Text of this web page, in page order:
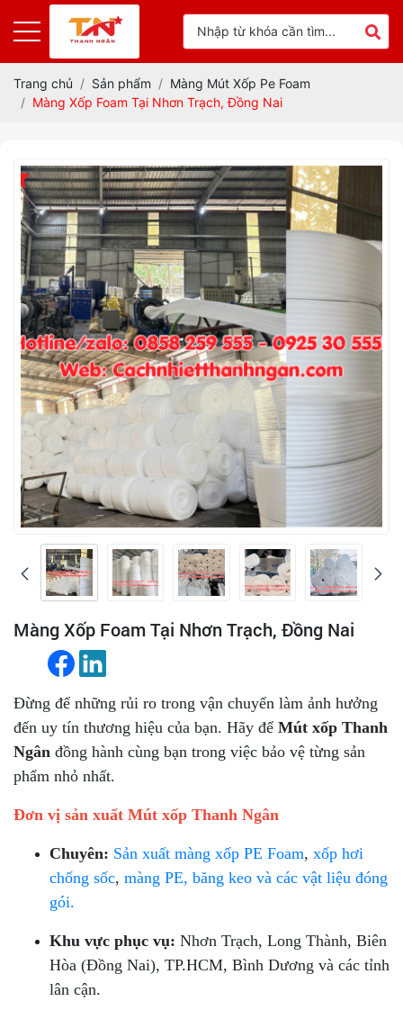
Trang chủ Sản phẩm
Màng Mút Xốp Pe Foam
Màng Xốp Foam Tại Nhơn Trạch, Đồng Nai
Màng Xốp Foam Tại Nhơn Trạch, Đồng Nai
Đừng để những rủi ro trong vận chuyển làm ảnh hưởng
đến uy tín thương hiệu của bạn. Hãy để Mút xốp Thanh
Ngân đồng hành cùng bạn trong việc bảo vệ từng sản
phẩm nhỏ nhất.
Đơn vị sản xuất Mút xốp Thanh Ngân
Chuyên: Sản xuất màng xốp PE Foam, xốp hơi
chống sốc, màng PE, băng keo và các vật liệu đóng
gói.
Khu vực phục vụ: Nhơn Trạch, Long Thành, Biên
Hòa (Đồng Nai), TP.HCM, Bình Dương và các tỉnh
lân cận.